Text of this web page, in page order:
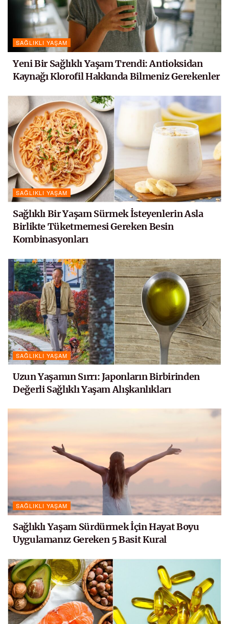
SAĞLIKLI YAŞAM
Yeni Bir Sağlıklı Yaşam Trendi: Antioksidan
Kaynağı Klorofil Hakkında Bilmeniz Gerekenler
SAĞLIKLI YAŞAM
Sağlıklı Bir Yaşam Sürmek İsteyenlerin Asla
Birlikte Tüketmemesi Gereken Besin
Kombinasyonları
SAĞLIKLI YAŞAM
Uzun Yaşamın Sırrı: Japonların Birbirinden
Değerli Sağlıklı Yaşam Alışkanlıkları
SAĞLIKLI YAŞAM
Sağlıklı Yaşam Sürdürmek İçin Hayat Boyu
Uygulamanız Gereken 5 Basit Kural